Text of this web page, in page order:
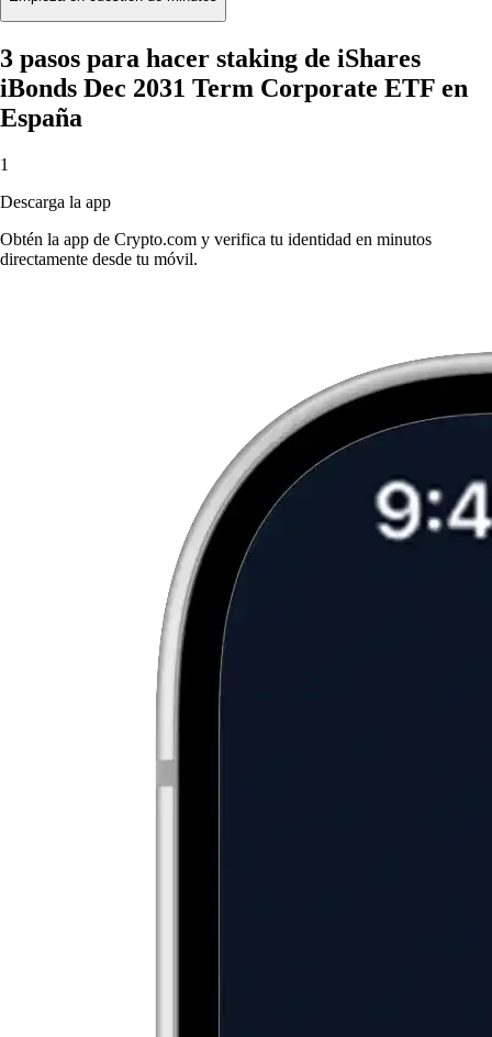
3 pasos para hacer staking de iShares
iBonds Dec 2031 Term Corporate ETF en
España
1
Descarga la app
Obtén la app de Crypto.com y verifica tu identidad en minutos
directamente desde tu móvil.